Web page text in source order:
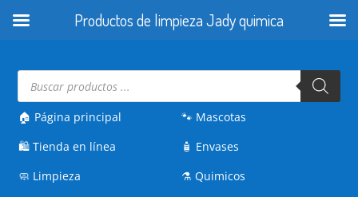
Búsqueda
productos
🏠 Página principal
🛍️Tienda en línea
🧼 Limpieza
🐾 Mascotas
🧴 Envases
⚗️Quimicos
Productos de limpieza Jady quimica